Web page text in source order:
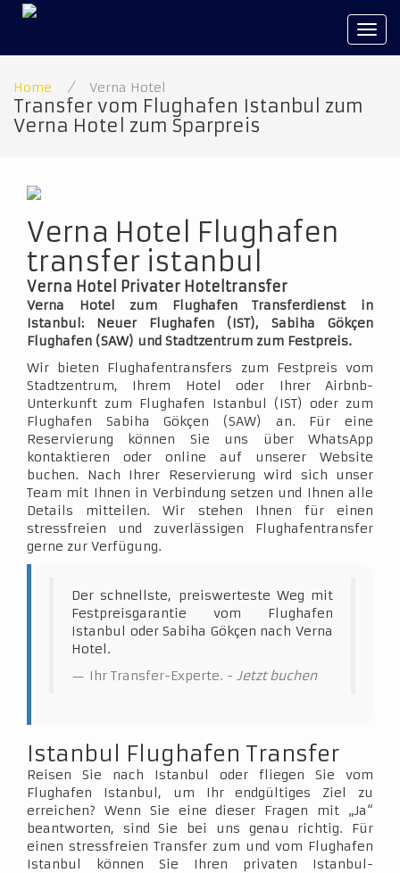
Home / Verna Hotel
Transfer vom Flughafen Istanbul zum
Verna Hotel zum Sparpreis
Verna Hotel Flughafen
transfer istanbul
Verna Hotel Privater Hoteltransfer
Verna Hotel zum Flughafen Transferdienst in
Istanbul: Neuer Flughafen (IST), Sabiha Gökçen
Flughafen (SAW) und Stadtzentrum zum Festpreis.
Wir bieten Flughafentransfers zum Festpreis vom
Stadtzentrum, Ihrem Hotel oder Ihrer Airbnb-
Unterkunft zum Flughafen Istanbul (IST) oder zum
Flughafen Sabiha Gökçen (SAW) an. Für eine
Reservierung können Sie uns über WhatsApp
kontaktieren oder online auf unserer Website
buchen. Nach Ihrer Reservierung wird sich unser
Team mit Ihnen in Verbindung setzen und Ihnen alle
Details mitteilen. Wir stehen Ihnen für einen
stressfreien und zuverlässigen Flughafentransfer
gerne zur Verfügung.
Der schnellste, preiswerteste Weg mit
Festpreisgarantie vom Flughafen
Istanbul oder Sabiha Gökçen nach Verna
Hotel.
Ihr Transfer-Experte. - Jetzt buchen
Istanbul Flughafen Transfer
Reisen Sie nach Istanbul oder fliegen Sie vom
Flughafen Istanbul, um Ihr endgültiges Ziel zu
erreichen? Wenn Sie eine dieser Fragen mit „Ja“
beantworten, sind Sie bei uns genau richtig. Für
einen stressfreien Transfer zum und vom Flughafen
Istanbul können Sie Ihren privaten Istanbul-